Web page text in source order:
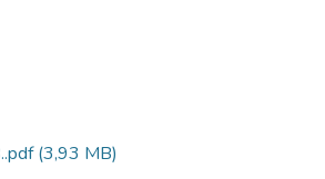
(3,93 MB)